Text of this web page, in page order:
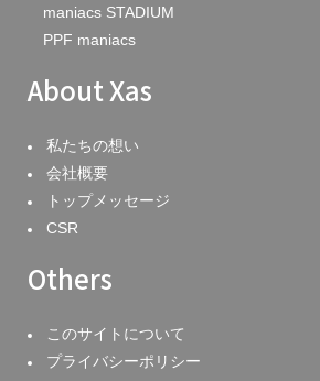
maniacs STADIUM
PPF maniacs
About Xas
私たちの想い
会社概要
トップメッセージ
CSR
Others
このサイトについて
プライバシーポリシー